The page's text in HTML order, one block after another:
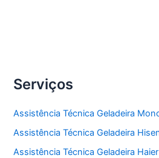
Serviços
Assistência Técnica Geladeira
Assistência Técnica Geladeira
Assistência Técnica Geladeira Haier